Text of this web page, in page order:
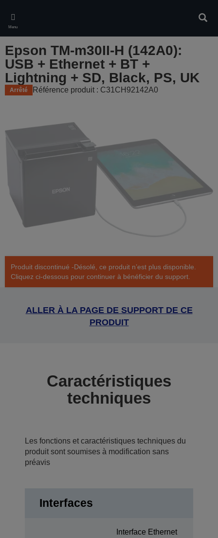
main
content
Menu
Epson TM-m30II-H (142A0):
USB + Ethernet + BT +
Lightning + SD, Black, PS, UK
Arrêté Référence produit : C31CH92142A0
Produit discontinué -Désolé, ce produit n’est plus disponible.
Cliquez ci-dessous pour continuer à bénéficier du support.
ALLER À LA PAGE DE SUPPORT DE CE
PRODUIT
Caractéristiques
techniques
Les fonctions et caractéristiques techniques du
produit sont soumises à modification sans
préavis
Interfaces
Interface Ethernet